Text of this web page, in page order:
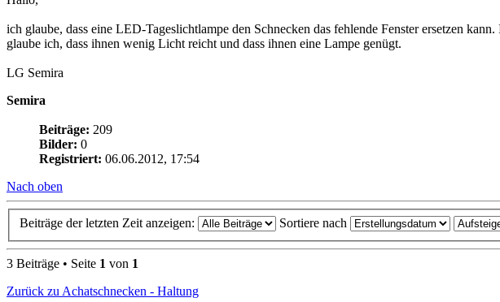
ich glaube, dass eine LED-Tageslichtlampe den Schnecken das fehlende Fenster ersetzen
glaube ich, dass ihnen wenig Licht reicht und dass ihnen eine Lampe genügt.
LG Semira
Semira
Beiträge: 209
Bilder: 0
Registriert: 06.06.2012, 17:54
Nach oben
Beiträge der letzten Zeit anzeigen: Sortiere nach
3 Beiträge • Seite 1 von 1
Zurück zu Achatschnecken - Haltung